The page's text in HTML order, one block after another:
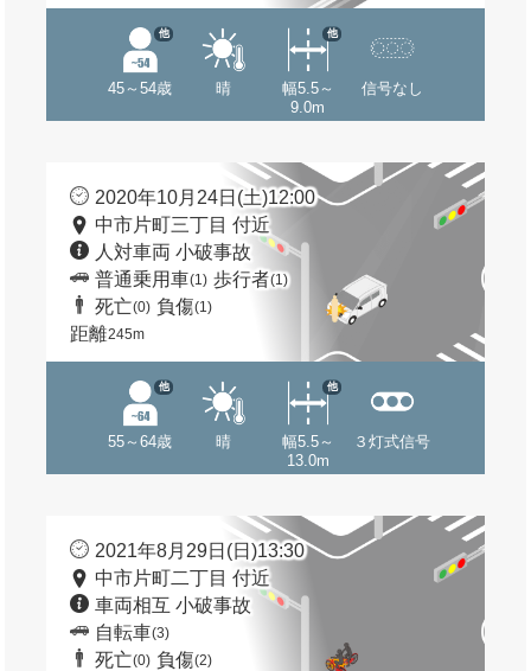
45～54歳
他
晴
幅5.5～
9.0m
他
信号なし
2020年10月24日(土)12:00
中市片町三丁目 付近
人対車両 小破事故
普通乗用車(1) 歩行者(1)
死亡(0) 負傷(1)
距離245m
55～64歳
他
晴
幅5.5～
13.0m
他
３灯式信号
2021年8月29日(日)13:30
中市片町二丁目 付近
車両相互 小破事故
自転車(3)
死亡(0) 負傷(2)